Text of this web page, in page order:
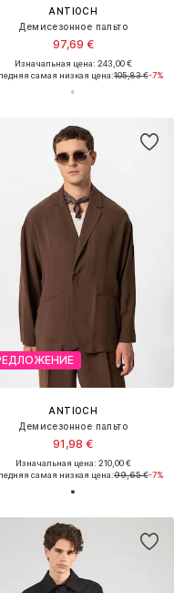
ANTIOCH
Демисезонное пальто
97,69 €
Изначальная цена: 243,00 €
самая низкая цена:105,83 €-7%
ANTIOCH
Демисезонное пальто
91,98 €
Изначальная цена: 210,00 €
самая низкая цена:99,65 €-7%